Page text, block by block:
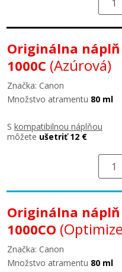
Originálna náplň
1000C (Azúrová)
Značka: Canon
Množstvo atramentu 80 ml
S kompatibilnou náplňou
môžete ušetriť 12 €
Originálna náplň
1000CO
Značka: Canon
Množstvo atramentu 80 ml